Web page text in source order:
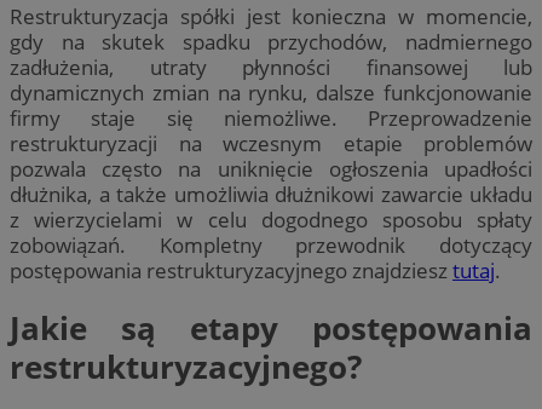
Restrukturyzacja spółki jest konieczna w momencie,
gdy na skutek spadku przychodów, nadmiernego
zadłużenia, utraty płynności finansowej lub
dynamicznych zmian na rynku, dalsze funkcjonowanie
firmy staje się niemożliwe. Przeprowadzenie
restrukturyzacji na wczesnym etapie problemów
pozwala często na uniknięcie ogłoszenia upadłości
dłużnika, a także umożliwia dłużnikowi zawarcie układu
z wierzycielami w celu dogodnego sposobu spłaty
zobowiązań. Kompletny przewodnik dotyczący
postępowania restrukturyzacyjnego znajdziesztutaj.
Jakie są etapy postępowania
restrukturyzacyjnego?